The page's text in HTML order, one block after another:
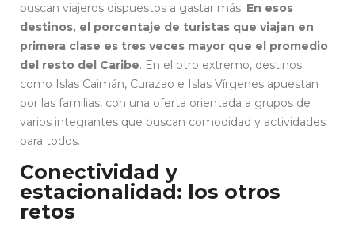
buscan viajeros dispuestos a gastar más. En esos
destinos, el porcentaje de turistas que viajan en
primera clase es tres veces mayor que el promedio
del resto del Caribe. En el otro extremo, destinos
como Islas Caimán, Curazao e Islas Vírgenes apuestan
por las familias, con una oferta orientada a grupos de
varios integrantes que buscan comodidad y actividades
para todos.
Conectividad y
estacionalidad: los otros
retos